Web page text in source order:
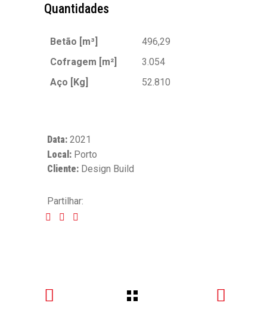
Quantidades
Betão [m³]
496,29
Cofragem [m²]
3.054
Aço [Kg]
52.810
Data: 2021
Local: Porto
Cliente: Design Build
Partilhar: